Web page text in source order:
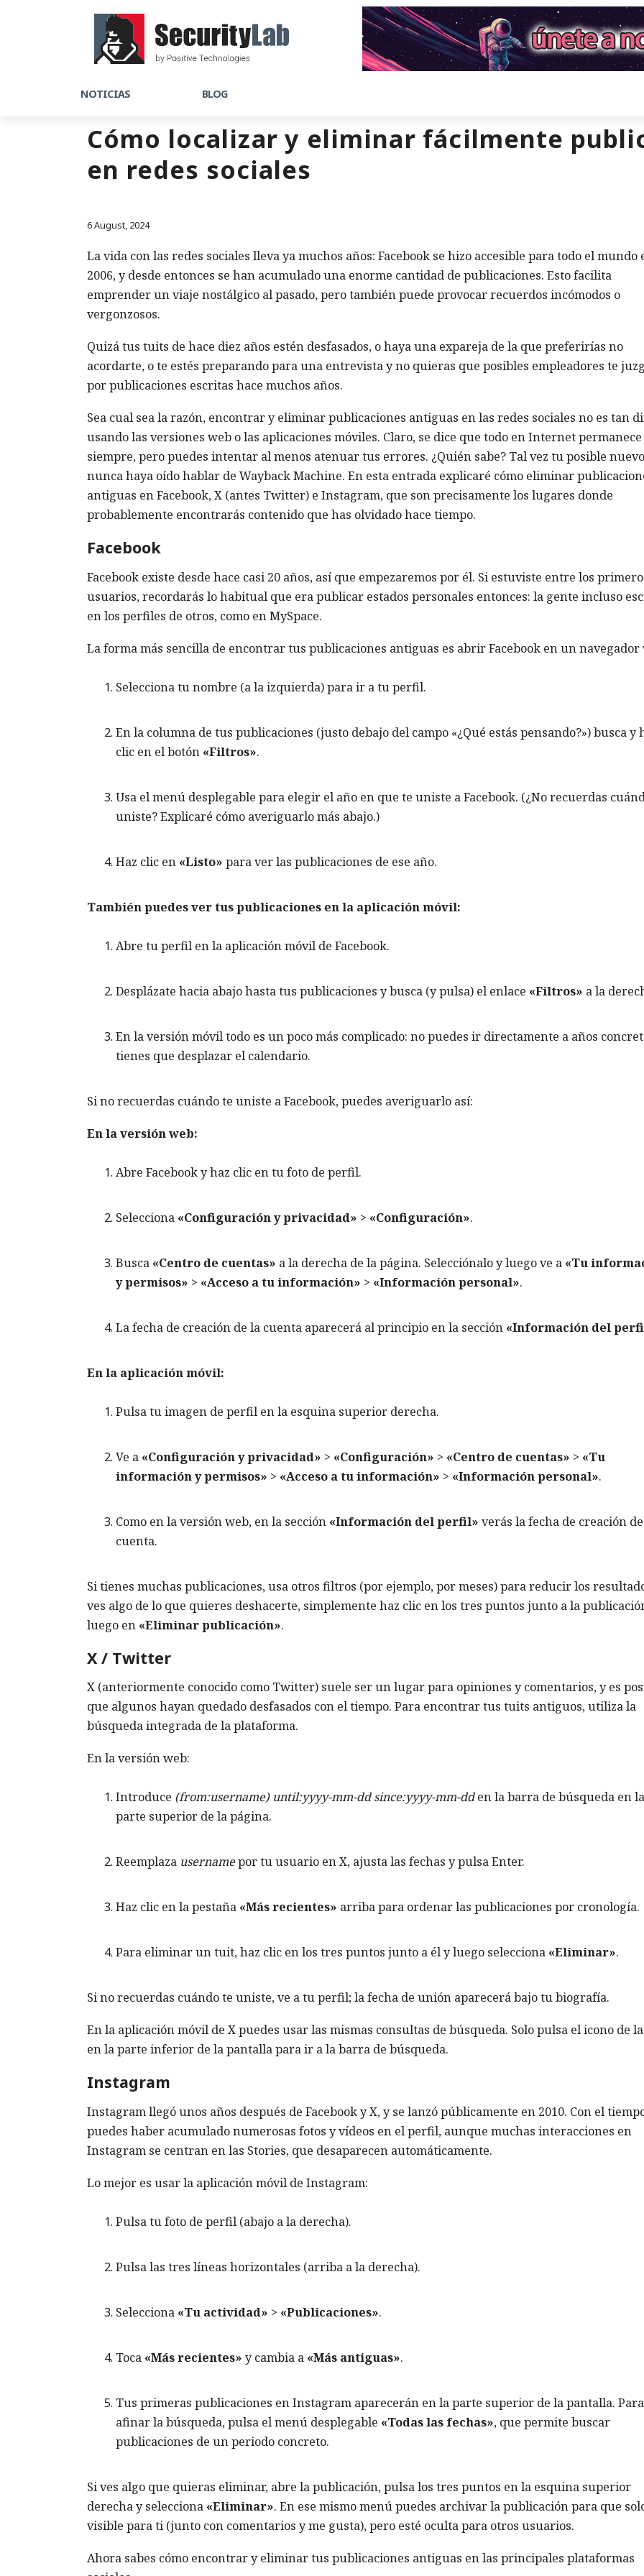
NOTICIAS BLOG
Cómo localizar y eliminar fácilmente
en redes sociales
6 August, 2024
La vida con las redes sociales lleva ya muchos años: Facebook se hizo accesible para todo el mundo
2006, y desde entonces se han acumulado una enorme cantidad de publicaciones. Esto facilita
emprender un viaje nostálgico al pasado, pero también puede provocar recuerdos incómodos o
vergonzosos.
Quizá tus tuits de hace diez años estén desfasados, o haya una expareja de la que preferirías no
acordarte, o te estés preparando para una entrevista y no quieras que posibles empleadores te
por publicaciones escritas hace muchos años.
Sea cual sea la razón, encontrar y eliminar publicaciones antiguas en las redes sociales no es tan
usando las versiones web o las aplicaciones móviles. Claro, se dice que todo en Internet
siempre, pero puedes intentar al menos atenuar tus errores. ¿Quién sabe? Tal vez tu posible
nunca haya oído hablar de Wayback Machine. En esta entrada explicaré cómo eliminar
antiguas en Facebook, X (antes Twitter) e Instagram, que son precisamente los lugares donde
probablemente encontrarás contenido que has olvidado hace tiempo.
Facebook
Facebook existe desde hace casi 20 años, así que empezaremos por él. Si estuviste entre los
usuarios, recordarás lo habitual que era publicar estados personales entonces: la gente incluso
en los perfiles de otros, como en MySpace.
La forma más sencilla de encontrar tus publicaciones antiguas es abrir Facebook en un navegador
Selecciona tu nombre (a la izquierda) para ir a tu perfil.
En la columna de tus publicaciones (justo debajo del campo «¿Qué estás pensando?») busca y
clic en el botón «Filtros».
Usa el menú desplegable para elegir el año en que te uniste a Facebook. (¿No recuerdas
uniste? Explicaré cómo averiguarlo más abajo.)
Haz clic en «Listo» para ver las publicaciones de ese año.
También puedes ver tus publicaciones en la aplicación móvil:
Abre tu perfil en la aplicación móvil de Facebook.
Desplázate hacia abajo hasta tus publicaciones y busca (y pulsa) el enlace «Filtros» a la
En la versión móvil todo es un poco más complicado: no puedes ir directamente a años
tienes que desplazar el calendario.
Si no recuerdas cuándo te uniste a Facebook, puedes averiguarlo así:
En la versión web:
Abre Facebook y haz clic en tu foto de perfil.
Selecciona «Configuración y privacidad» > «Configuración».
Busca «Centro de cuentas» a la derecha de la página. Selecciónalo y luego ve a «Tu
y permisos» > «Acceso a tu información» > «Información personal».
La fecha de creación de la cuenta aparecerá al principio en la sección «Información del
En la aplicación móvil:
Pulsa tu imagen de perfil en la esquina superior derecha.
Ve a «Configuración y privacidad» > «Configuración» > «Centro de cuentas» > «Tu
información y permisos» > «Acceso a tu información» > «Información personal».
Como en la versión web, en la sección «Información del perfil» verás la fecha de creación
cuenta.
Si tienes muchas publicaciones, usa otros filtros (por ejemplo, por meses) para reducir los
ves algo de lo que quieres deshacerte, simplemente haz clic en los tres puntos junto a la
luego en «Eliminar publicación».
X / Twitter
X (anteriormente conocido como Twitter) suele ser un lugar para opiniones y comentarios, y es
que algunos hayan quedado desfasados con el tiempo. Para encontrar tus tuits antiguos, utiliza la
búsqueda integrada de la plataforma.
En la versión web:
Introduce (from:username) until:yyyy-mm-dd since:yyyy-mm-dden la barra de búsqueda en la
parte superior de la página.
Reemplaza usernamepor tu usuario en X, ajusta las fechas y pulsa Enter.
Haz clic en la pestaña «Más recientes» arriba para ordenar las publicaciones por cronología.
Para eliminar un tuit, haz clic en los tres puntos junto a él y luego selecciona «Eliminar».
Si no recuerdas cuándo te uniste, ve a tu perfil; la fecha de unión aparecerá bajo tu biografía.
En la aplicación móvil de X puedes usar las mismas consultas de búsqueda. Solo pulsa el icono de
en la parte inferior de la pantalla para ir a la barra de búsqueda.
Instagram
Instagram llegó unos años después de Facebook y X, y se lanzó públicamente en 2010. Con el
puedes haber acumulado numerosas fotos y vídeos en el perfil, aunque muchas interacciones en
Instagram se centran en las Stories, que desaparecen automáticamente.
Lo mejor es usar la aplicación móvil de Instagram:
Pulsa tu foto de perfil (abajo a la derecha).
Pulsa las tres líneas horizontales (arriba a la derecha).
Selecciona «Tu actividad» > «Publicaciones».
Toca «Más recientes» y cambia a «Más antiguas».
Tus primeras publicaciones en Instagram aparecerán en la parte superior de la pantalla. Para
afinar la búsqueda, pulsa el menú desplegable «Todas las fechas», que permite buscar
publicaciones de un periodo concreto.
Si ves algo que quieras eliminar, abre la publicación, pulsa los tres puntos en la esquina superior
derecha y selecciona «Eliminar». En ese mismo menú puedes archivar la publicación para que
visible para ti (junto con comentarios y me gusta), pero esté oculta para otros usuarios.
Ahora sabes cómo encontrar y eliminar tus publicaciones antiguas en las principales plataformas